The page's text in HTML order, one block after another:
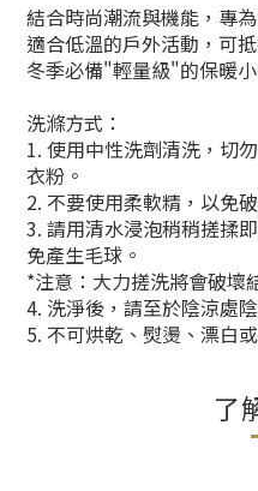
結合時尚潮流與機能，專
適合低溫的戶外活動，可
冬季必備"輕量級"的保暖
洗滌方式：
1. 使用中性洗劑清洗，切
衣粉。
2. 不要使用柔軟精，以免
3. 請用清水浸泡稍稍搓揉
免產生毛球。
*注意：大力搓洗將會破壞
4. 洗淨後，請至於陰涼處
5. 不可烘乾、熨燙、漂白
了